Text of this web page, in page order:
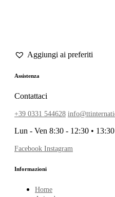
Assistenza
Contattaci
+39 0331 544628
Lun - Ven 8:30 - 12:30 •
Facebook Instagram
Informazioni
Home